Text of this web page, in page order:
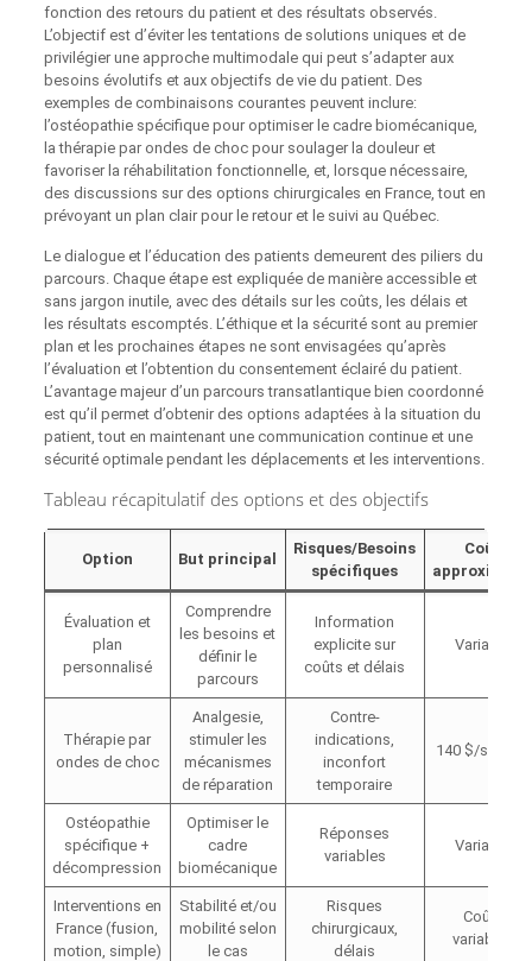
fonction des retours du patient et des résultats observés.
L’objectif est d’éviter les tentations de solutions uniques et de
privilégier une approche multimodale qui peut s’adapter aux
besoins évolutifs et aux objectifs de vie du patient. Des
exemples de combinaisons courantes peuvent inclure:
l’ostéopathie spécifique pour optimiser le cadre biomécanique,
la thérapie par ondes de choc pour soulager la douleur et
favoriser la réhabilitation fonctionnelle, et, lorsque nécessaire,
des discussions sur des options chirurgicales en France, tout en
prévoyant un plan clair pour le retour et le suivi au Québec.
Le dialogue et l’éducation des patients demeurent des piliers du
parcours. Chaque étape est expliquée de manière accessible et
sans jargon inutile, avec des détails sur les coûts, les délais et
les résultats escomptés. L’éthique et la sécurité sont au premier
plan et les prochaines étapes ne sont envisagées qu’après
l’évaluation et l’obtention du consentement éclairé du patient.
L’avantage majeur d’un parcours transatlantique bien coordonné
est qu’il permet d’obtenir des options adaptées à la situation du
patient, tout en maintenant une communication continue et une
sécurité optimale pendant les déplacements et les interventions.
Tableau récapitulatif des options et des objectifs
Option But principal
Risques/Besoins
spécifiques
Coût
Évaluation et
plan
personnalisé
Comprendre
les besoins et
définir le
parcours
Information
explicite sur
coûts et délais
Variable
Thérapie par
ondes de choc
Analgesie,
stimuler les
mécanismes
de réparation
Contre-
indications,
inconfort
temporaire
140 $/séance
Ostéopathie
spécifique +
décompression
Optimiser le
cadre
biomécanique
Réponses
variables
Variable
Interventions en
France (fusion,
motion, simple)
Stabilité et/ou
mobilité selon
le cas
Risques
chirurgicaux,
délais
Coûts
variables